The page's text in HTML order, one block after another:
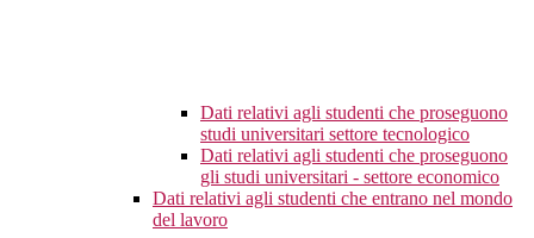
Dati relativi agli studenti che proseguono
studi universitari settore tecnologico
Dati relativi agli studenti che proseguono
gli studi universitari - settore economico
Dati relativi agli studenti che entrano nel mondo
del lavoro